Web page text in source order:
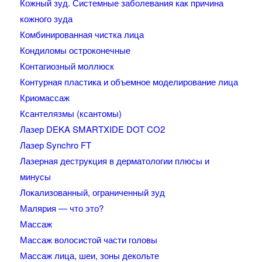
Кожный зуд. Системные заболевания как причина
кожного зуда
Комбинированная чистка лица
Кондиломы остроконечные
Контагиозный моллюск
Контурная пластика и объемное моделирование лица
Криомассаж
Ксантелязмы (ксантомы)
Лазер DEKA SMARTXIDE DOT CO2
Лазер Synchro FT
Лазерная деструкция в дерматологии плюсы и
минусы
Локализованный, ограниченный зуд
Малярия — что это?
Массаж
Массаж волосистой части головы
Массаж лица, шеи, зоны декольте